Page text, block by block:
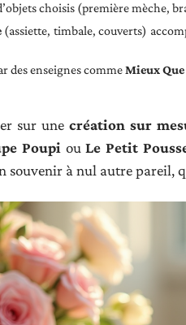
choisis (première mèche,
(assiette, timbale, couverts)
des enseignes commeMieux
sur unecréation sur
Poupi ouLe Petit
souvenir à nul autre pareil,